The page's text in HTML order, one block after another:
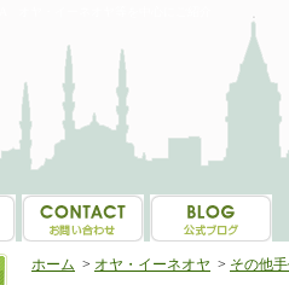
ホーム > オヤ・イーネオヤ > その他